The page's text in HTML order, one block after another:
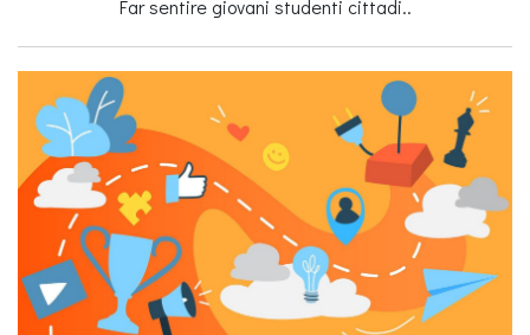
Far sentire giovani studenti cittadi..